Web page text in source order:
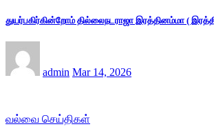
துயர்பகிர்கின்றோம் தில்லைநடராஜா இரத்தினம்மா (
admin Mar 14, 2026
வல்வை செய்திகள்